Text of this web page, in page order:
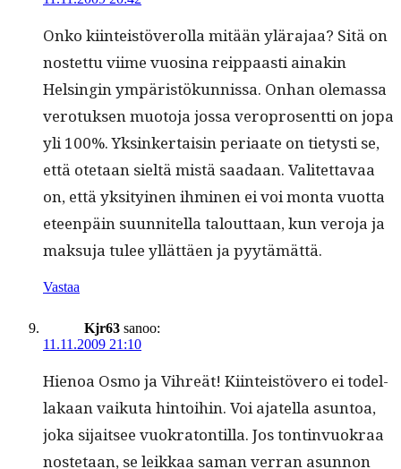
Onko kiin­teistöverol­la mitään ylära­jaa? Sitä on
nos­tet­tu viime vuosi­na reip­paasti ainakin
Helsin­gin ympäristökun­nis­sa. Onhan ole­mas­sa
vero­tuk­sen muo­to­ja jos­sa vero­pros­ent­ti on jopa
yli 100%. Yksinker­taisin peri­aate on tietysti se,
että ote­taan sieltä mis­tä saadaan. Valitet­tavaa
on, että yksi­tyi­nen ihmi­nen ei voi mon­ta vuot­ta
eteen­päin suun­nitel­la talout­taan, kun vero­ja ja
mak­su­ja tulee yllät­täen ja pyytämättä.
Vastaa
Kjr63 sanoo:
11.11.2009 21:10
Hienoa Osmo ja Vihreät! Kiin­teistövero ei todel­
lakaan vaiku­ta hin­toi­hin. Voi ajatel­la asun­toa,
joka sijait­see vuokra­ton­til­la. Jos ton­tin­vuokraa
nos­te­taan, se leikkaa saman ver­ran asun­non